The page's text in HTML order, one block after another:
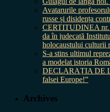
Avatarurile
russe și disidența
CERTITUDINEA nr.
da în judecată
holocaustului culturii
S-a stins ultimul
a modelat istoria
DECLARAȚIA DE
falsei Europe!”
Archives